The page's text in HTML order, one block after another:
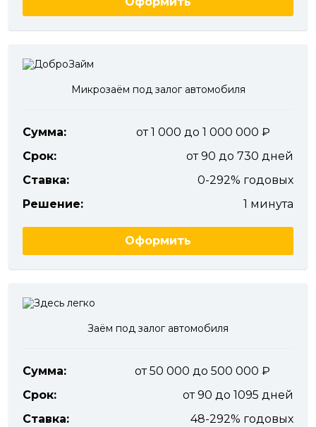
Микрозаём под залог автомобиля
Сумма:
от 1 000 до 1 000 000
Срок:
от 90 до 730 дней
Ставка:
0-292% годовых
Решение:
1 минута
Оформить
Заём под залог автомобиля
Сумма:
от 50 000 до 500 000
Срок:
от 90 до 1095 дней
Ставка:
48-292% годовых